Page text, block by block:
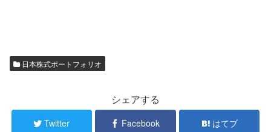
日本株式ポートフォリオ
シェアする
Twitter Facebook はてブ